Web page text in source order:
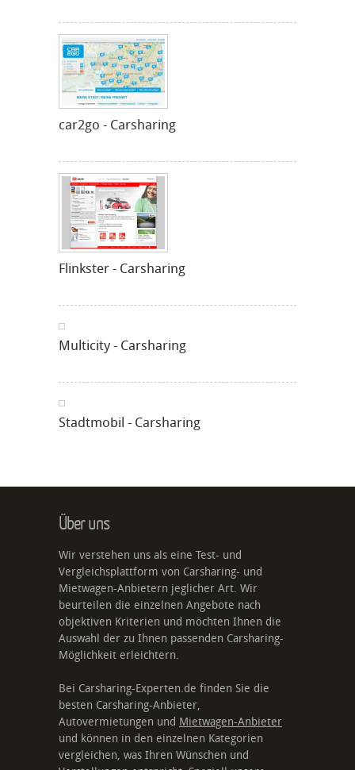
car2go - Carsharing
Flinkster - Carsharing
Multicity - Carsharing
Stadtmobil - Carsharing
Über uns
Wir verstehen uns als eine Test- und
Vergleichsplattform von Carsharing- und
Mietwagen-Anbietern jeglicher Art. Wir
beurteilen die einzelnen Angebote nach
objektiven Kriterien und möchten Ihnen die
Auswahl der zu Ihnen passenden Carsharing-
Möglichkeit erleichtern.
Bei Carsharing-Experten.de finden Sie die
besten Carsharing-Anbieter,
Autovermietungen und Mietwagen-Anbieter
und können in den einzelnen Kategorien
vergleichen, was Ihren Wünschen und